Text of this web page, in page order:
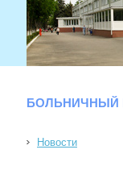
БОЛЬНИЧНЫЙ
Новости